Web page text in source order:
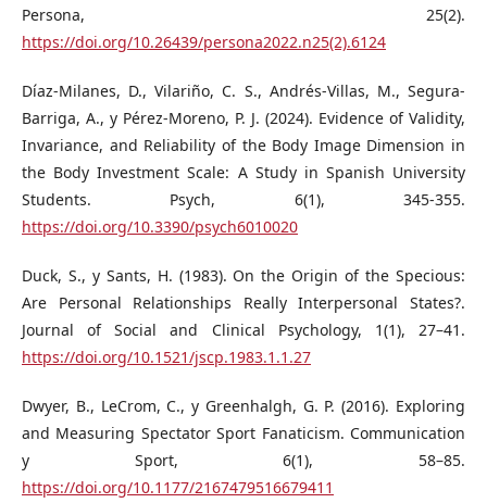
Persona, 25(2).
https://doi.org/10.26439/persona2022.n25(2).6124
Díaz-Milanes, D., Vilariño, C. S., Andrés-Villas, M., Segura-
Barriga, A., y Pérez-Moreno, P. J. (2024). Evidence of Validity,
Invariance, and Reliability of the Body Image Dimension in
the Body Investment Scale: A Study in Spanish University
Students. Psych, 6(1), 345-355.
https://doi.org/10.3390/psych6010020
Duck, S., y Sants, H. (1983). On the Origin of the Specious:
Are Personal Relationships Really Interpersonal States?.
Journal of Social and Clinical Psychology, 1(1), 27–41.
https://doi.org/10.1521/jscp.1983.1.1.27
Dwyer, B., LeCrom, C., y Greenhalgh, G. P. (2016). Exploring
and Measuring Spectator Sport Fanaticism. Communication
y Sport, 6(1), 58–85.
https://doi.org/10.1177/2167479516679411